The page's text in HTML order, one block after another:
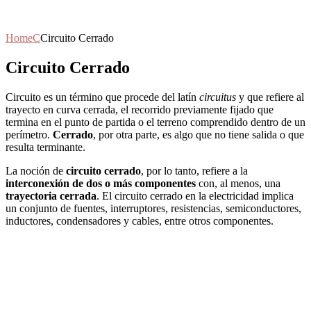
HomeCCircuito Cerrado
Circuito Cerrado
Circuito es un término que procede del latín circuitus y que refiere al
trayecto en curva cerrada, el recorrido previamente fijado que
termina en el punto de partida o el terreno comprendido dentro de un
perímetro. Cerrado, por otra parte, es algo que no tiene salida o que
resulta terminante.
La noción de circuito cerrado, por lo tanto, refiere a la
interconexión de dos o más componentes con, al menos, una
trayectoria cerrada. El circuito cerrado en la electricidad implica
un conjunto de fuentes, interruptores, resistencias, semiconductores,
inductores, condensadores y cables, entre otros componentes.